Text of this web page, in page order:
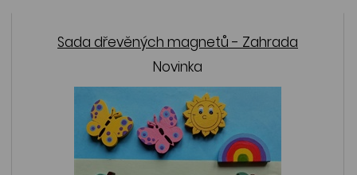
Sada dřevěných magnetů - Zahrada
Novinka